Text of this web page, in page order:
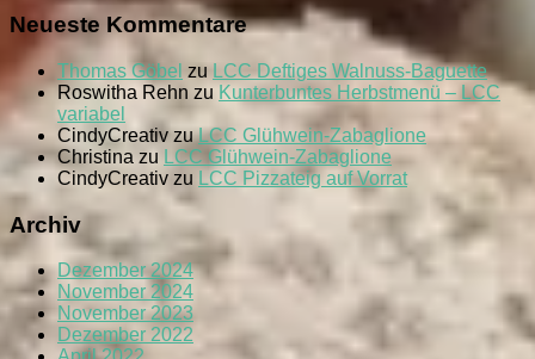
Neueste Kommentare
Thomas Göbel zu LCC Deftiges Walnuss-Baguette
Roswitha Rehn zu Kunterbuntes Herbstmenü – LCC
variabel
CindyCreativ zuLCC Glühwein-Zabaglione
Christina zu LCC Glühwein-Zabaglione
CindyCreativ zu LCC Pizzateig auf Vorrat
Archiv
Dezember 2024
November 2024
November 2023
Dezember 2022